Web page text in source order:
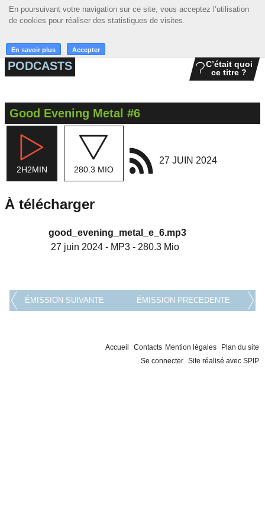
En poursuivant votre navigation sur ce site, vous acceptez l’utilisation
de cookies pour réaliser des statistiques de visites.
En savoir plus Accepter
En poursuivant votre navigation sur ce site, vous acceptez l’utilisation
de cookies pour réaliser des statistiques de visites.
En savoir plus Accepter
☰ MENU
ACCUEIL
MUSIQUE
ACTIONS
PODCASTS
C’était quoi
ce titre ?
Good Evening Metal #6
2H2MIN 280.3 MIO
27 JUIN 2024
À télécharger
good_evening_metal_e_6.mp3
27 juin 2024 - MP3 - 280.3 Mio
ÉMISSION SUIVANTE ÉMISSION PRECEDENTE
Accueil Contacts Mention légales
Plan du site
Se connecter Site réalisé avec SPIP